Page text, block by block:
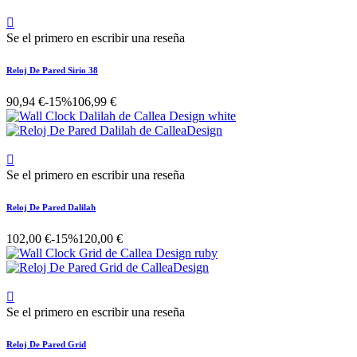

Se el primero en escribir una reseña
Reloj De Pared Sirio 38
90,94 €-15%106,99 €

Se el primero en escribir una reseña
Reloj De Pared Dalilah
102,00 €-15%120,00 €

Se el primero en escribir una reseña
Reloj De Pared Grid